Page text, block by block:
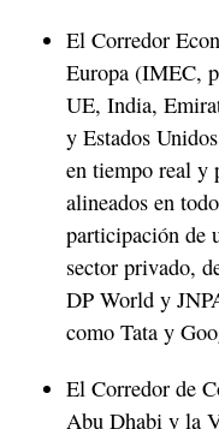
El Corredor
Europa (IMEC,
UE, India,
y Estados
en tiempo real y
alineados en
participación de
sector privado,
DP World y
como Tata y
El Corredor de
Abu Dhabi y la